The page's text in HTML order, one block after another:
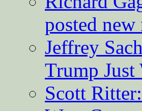
posted new
Jeffrey
Trump Just
Scott